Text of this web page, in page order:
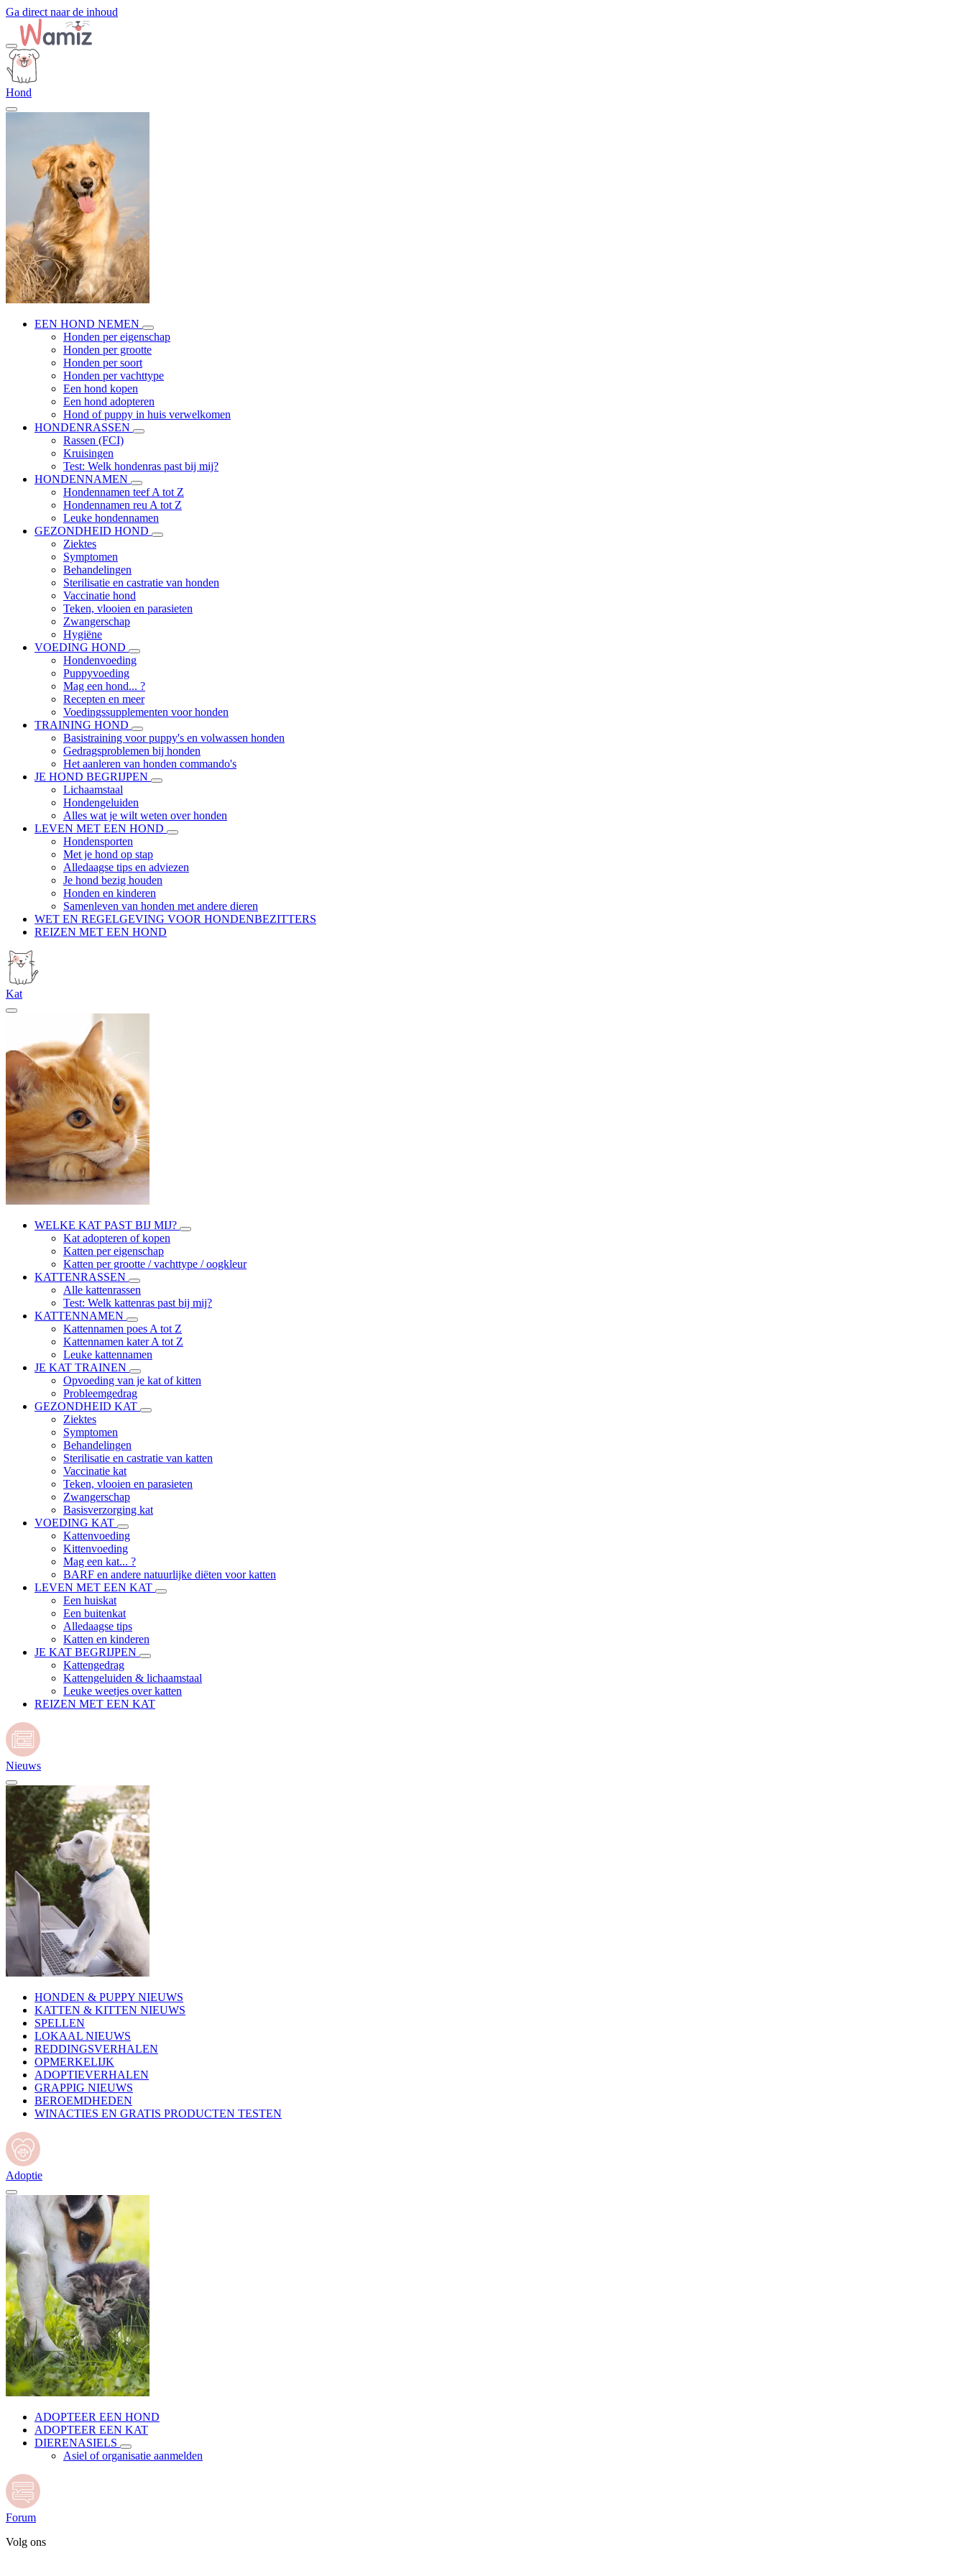
Ga direct naar de inhoud
Hond
EEN HOND NEMEN
Honden per eigenschap
Honden per grootte
Honden per soort
Honden per vachttype
Een hond kopen
Een hond adopteren
Hond of puppy in huis verwelkomen
HONDENRASSEN
Rassen (FCI)
Kruisingen
Test: Welk hondenras past bij mij?
HONDENNAMEN
Hondennamen teef A tot Z
Hondennamen reu A tot Z
Leuke hondennamen
GEZONDHEID HOND
Ziektes
Symptomen
Behandelingen
Sterilisatie en castratie van honden
Vaccinatie hond
Teken, vlooien en parasieten
Zwangerschap
Hygiëne
VOEDING HOND
Hondenvoeding
Puppyvoeding
Mag een hond... ?
Recepten en meer
Voedingssupplementen voor honden
TRAINING HOND
Basistraining voor puppy's en volwassen honden
Gedragsproblemen bij honden
Het aanleren van honden commando's
JE HOND BEGRIJPEN
Lichaamstaal
Hondengeluiden
Alles wat je wilt weten over honden
LEVEN MET EEN HOND
Hondensporten
Met je hond op stap
Alledaagse tips en adviezen
Je hond bezig houden
Honden en kinderen
Samenleven van honden met andere dieren
WET EN REGELGEVING VOOR HONDENBEZITTERS
REIZEN MET EEN HOND
Kat
WELKE KAT PAST BIJ MIJ?
Kat adopteren of kopen
Katten per eigenschap
Katten per grootte / vachttype / oogkleur
KATTENRASSEN
Alle kattenrassen
Test: Welk kattenras past bij mij?
KATTENNAMEN
Kattennamen poes A tot Z
Kattennamen kater A tot Z
Leuke kattennamen
JE KAT TRAINEN
Opvoeding van je kat of kitten
Probleemgedrag
GEZONDHEID KAT
Ziektes
Symptomen
Behandelingen
Sterilisatie en castratie van katten
Vaccinatie kat
Teken, vlooien en parasieten
Zwangerschap
Basisverzorging kat
VOEDING KAT
Kattenvoeding
Kittenvoeding
Mag een kat... ?
BARF en andere natuurlijke diëten voor katten
LEVEN MET EEN KAT
Een huiskat
Een buitenkat
Alledaagse tips
Katten en kinderen
JE KAT BEGRIJPEN
Kattengedrag
Kattengeluiden & lichaamstaal
Leuke weetjes over katten
REIZEN MET EEN KAT
Nieuws
HONDEN & PUPPY NIEUWS
KATTEN & KITTEN NIEUWS
SPELLEN
LOKAAL NIEUWS
REDDINGSVERHALEN
OPMERKELIJK
ADOPTIEVERHALEN
GRAPPIG NIEUWS
BEROEMDHEDEN
WINACTIES EN GRATIS PRODUCTEN TESTEN
Adoptie
ADOPTEER EEN HOND
ADOPTEER EEN KAT
DIERENASIELS
Asiel of organisatie aanmelden
Forum
Volg ons